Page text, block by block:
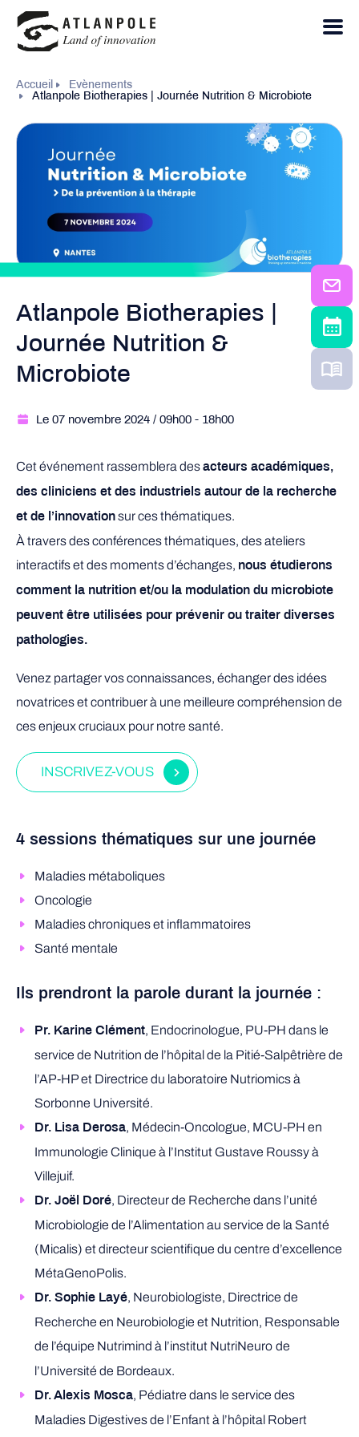
Accueil
Evènements
Atlanpole Biotherapies | Journée Nutrition & Microbiote
Atlanpole Biotherapies |
Journée Nutrition &
Microbiote
Le 07 novembre 2024 / 09h00 - 18h00
Cet événement rassemblera des acteurs académiques,
des cliniciens et des industriels autour de la recherche
et de l’innovation sur ces thématiques.
À travers des conférences thématiques, des ateliers
interactifs et des moments d’échanges, nous étudierons
comment la nutrition et/ou la modulation du microbiote
peuvent être utilisées pour prévenir ou traiter diverses
pathologies.
Venez partager vos connaissances, échanger des idées
novatrices et contribuer à une meilleure compréhension de
ces enjeux cruciaux pour notre santé.
INSCRIVEZ-VOUS
4 sessions thématiques sur une journée
Maladies métaboliques
Oncologie
Maladies chroniques et inflammatoires
Santé mentale
Ils prendront la parole durant la journée :
Pr. Karine Clément, Endocrinologue, PU-PH dans le
service de Nutrition de l’hôpital de la Pitié-Salpêtrière de
l’AP-HP et Directrice du laboratoire Nutriomics à
Sorbonne Université.
Dr. Lisa Derosa, Médecin-Oncologue, MCU-PH en
Immunologie Clinique à l’Institut Gustave Roussy à
Villejuif.
Dr. Joël Doré, Directeur de Recherche dans l’unité
Microbiologie de l’Alimentation au service de la Santé
(Micalis) et directeur scientifique du centre d’excellence
MétaGenoPolis.
Dr. Sophie Layé, Neurobiologiste, Directrice de
Recherche en Neurobiologie et Nutrition, Responsable
de l’équipe Nutrimind à l’institut NutriNeuro de
l’Université de Bordeaux.
Dr. Alexis Mosca, Pédiatre dans le service des
Maladies Digestives de l’Enfant à l’hôpital Robert